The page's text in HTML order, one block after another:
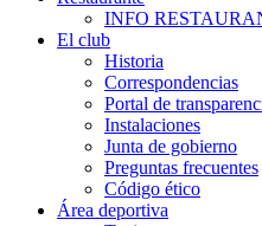
INFO
El club
Historia
Correspondencias
Portal de
Instalaciones
Junta de gobierno
Preguntas frecuentes
Código ético
Área deportiva